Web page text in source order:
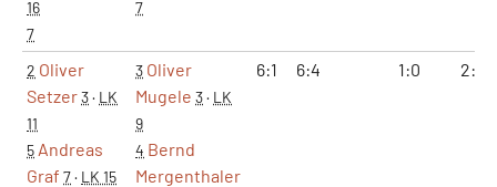
16
7
7
2 Oliver
Setzer3· LK
11
5 Andreas
Graf 7· LK 15
3 Oliver
Mugele 3· LK
9
4 Bernd
Mergenthaler
6:1 6:4 1:0 2:0